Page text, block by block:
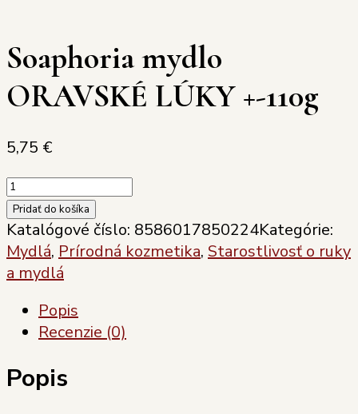
Soaphoria mydlo
ORAVSKÉ LÚKY +-110g
5,75 €
množstvo
Soaphoria
mydlo
ORAVSKÉ
LÚKY
Pridať do košíka
Katalógové číslo: 8586017850224Kategórie:
Mydlá, Prírodná kozmetika, Starostlivosť o ruky
a mydlá
Popis
Recenzie (0)
Popis